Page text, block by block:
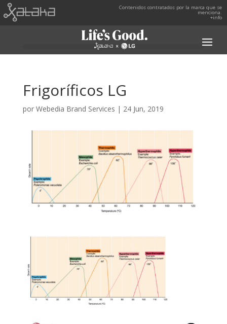
Contenidos contratados por la marca que se
menciona.
+info
Frigoríficos LG
por Webedia Brand Services | 24 Jun, 2019